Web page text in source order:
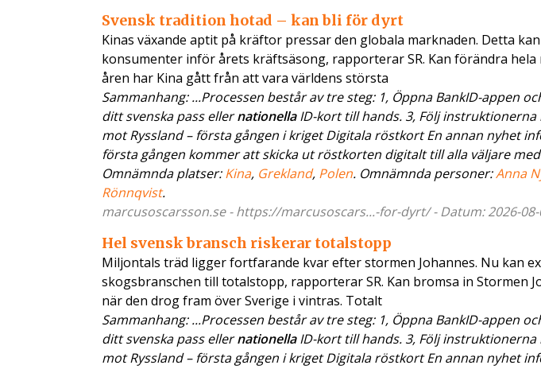
Svensk tradition hotad – kan bli för dyrt
Kinas växande aptit på kräftor pressar den globala marknaden. Detta
konsumenter inför årets kräftsäsong, rapporterar SR. Kan förändra hela
åren har Kina gått från att vara världens största
Sammanhang: ...Processen består av tre steg: 1, Öppna BankID-appen
ditt svenska pass ellernationellaID-kort till hands. 3, Följ instruktionerna i
mot Ryssland – första gången i kriget Digitala röstkort En annan nyhet
första gången kommer att skicka ut röstkorten digitalt till alla väljare
Omnämnda platser:Kina, Grekland, Polen. Omnämnda personer:Anna
Rönnqvist.
marcusoscarsson.se - https://marcusoscars...-for-dyrt/ - Datum: 2026-08-
Hel svensk bransch riskerar totalstopp
Miljontals träd ligger fortfarande kvar efter stormen Johannes. Nu kan
skogsbranschen till totalstopp, rapporterar SR. Kan bromsa in Stormen
när den drog fram över Sverige i vintras. Totalt
Sammanhang: ...Processen består av tre steg: 1, Öppna BankID-appen
ditt svenska pass ellernationellaID-kort till hands. 3, Följ instruktionerna i
mot Ryssland – första gången i kriget Digitala röstkort En annan nyhet